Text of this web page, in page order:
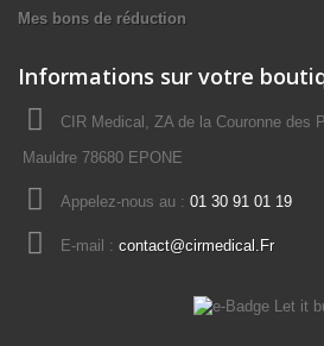
Mes bons de réduction
Informations sur votre
CIR Medical, ZA de la Couronne des
Mauldre 78680 EPONE
Appelez-nous au : 01 30 91 01 19
E-mail : contact@cirmedical.Fr